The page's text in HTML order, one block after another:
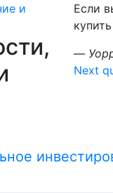
Если
—
Next